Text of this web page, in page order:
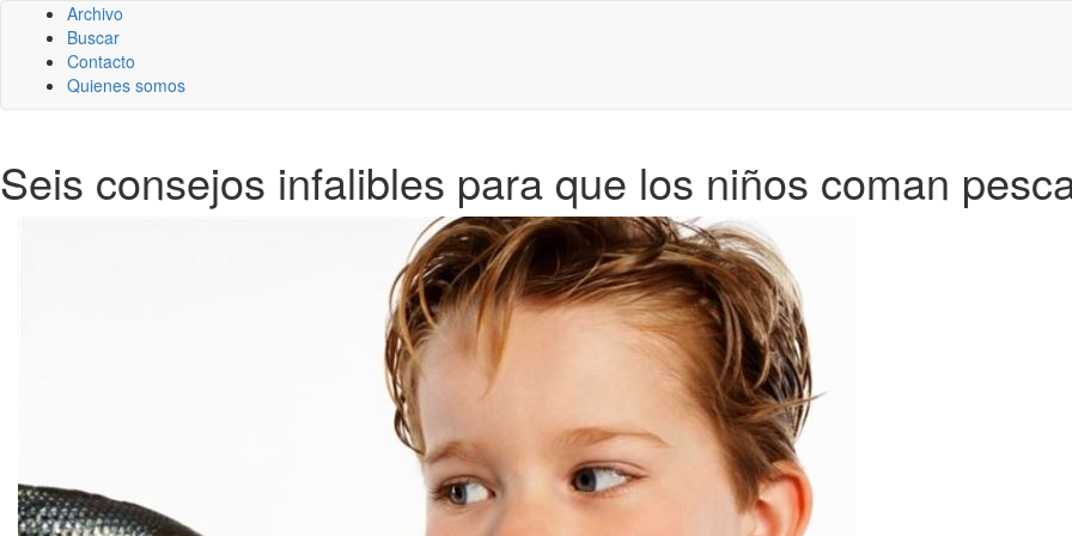
Archivo
Buscar
Contacto
Quienes somos
Seis consejos infalibles para que los niños coman